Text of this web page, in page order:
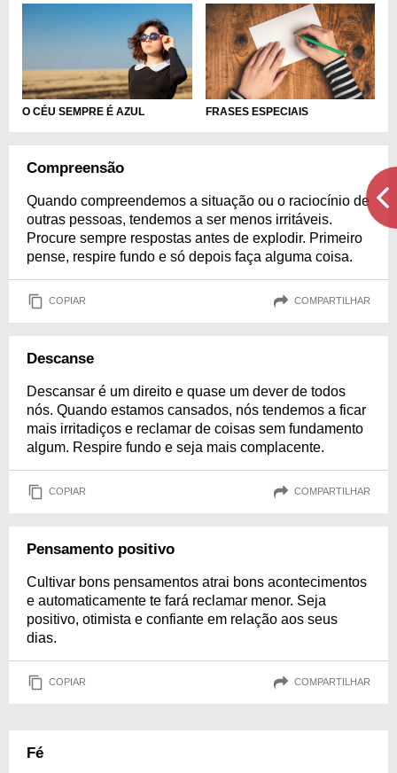
O CÉU SEMPRE É AZUL FRASES ESPECIAIS
Compreensão
Quando compreendemos a situação ou o raciocínio de
outras pessoas, tendemos a ser menos irritáveis.
Procure sempre respostas antes de explodir. Primeiro
pense, respire fundo e só depois faça alguma coisa.
COPIAR COMPARTILHAR
Descanse
Descansar é um direito e quase um dever de todos
nós. Quando estamos cansados, nós tendemos a ficar
mais irritadiços e reclamar de coisas sem fundamento
algum. Respire fundo e seja mais complacente.
COPIAR COMPARTILHAR
Pensamento positivo
Cultivar bons pensamentos atrai bons acontecimentos
e automaticamente te fará reclamar menor. Seja
positivo, otimista e confiante em relação aos seus
dias.
COPIAR COMPARTILHAR
Fé